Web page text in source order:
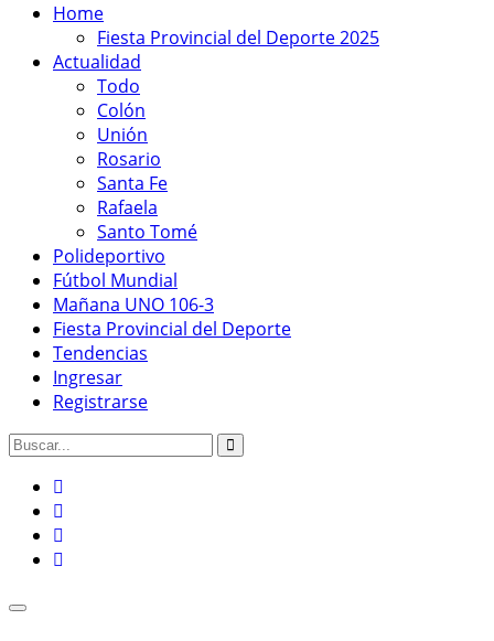
Home
Fiesta Provincial del Deporte 2025
Actualidad
Todo
Colón
Unión
Rosario
Santa Fe
Rafaela
Santo Tomé
Polideportivo
Fútbol Mundial
Mañana UNO 106-3
Fiesta Provincial del Deporte
Tendencias
Ingresar
Registrarse